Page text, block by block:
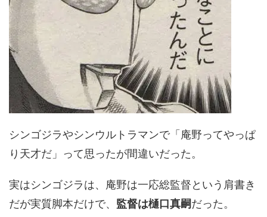
シンゴジラやシンウルトラマンで「庵野ってやっぱ
り天才だ」って思ったが間違いだった。
実はシンゴジラは、庵野は一応総監督という肩書き
だが実質脚本だけで、 監督は樋口真嗣だった。